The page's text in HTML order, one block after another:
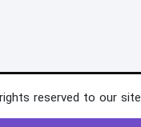
reserved to our site.